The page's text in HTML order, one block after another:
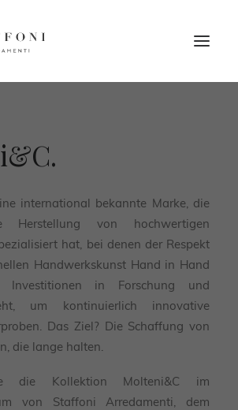
international bekannte Marke, die
von hochwertigen
hat, bei denen der Respekt
Handwerkskunst Hand in Hand
Investitionen in Forschung und
um kontinuierlich innovative
Das Ziel? Die Schaffung von
die lange halten.
die Kollektion Molteni&C im
von Staffoni Arredamenti, dem